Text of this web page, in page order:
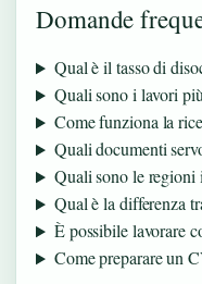
Domande
Qual è il tasso di
Quali sono i lavori
Come funziona la
Quali documenti
Quali sono le regioni
Qual è la differenza
È possibile lavorare
Come preparare un